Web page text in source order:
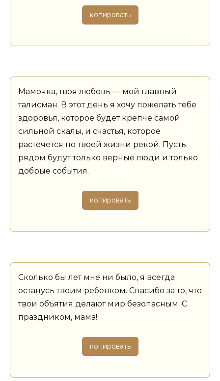
копировать
Мамочка, твоя любовь — мой главный
талисман. В этот день я хочу пожелать тебе
здоровья, которое будет крепче самой
сильной скалы, и счастья, которое
растечется по твоей жизни рекой. Пусть
рядом будут только верные люди и только
добрые события.
копировать
Сколько бы лет мне ни было, я всегда
останусь твоим ребенком. Спасибо за то, что
твои объятия делают мир безопасным. С
праздником, мама!
копировать